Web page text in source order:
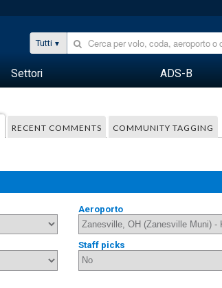
Tutti
Settori ADS-B
RECENT COMMENTS COMMUNITY TAGGING
Aeroporto
Staff picks